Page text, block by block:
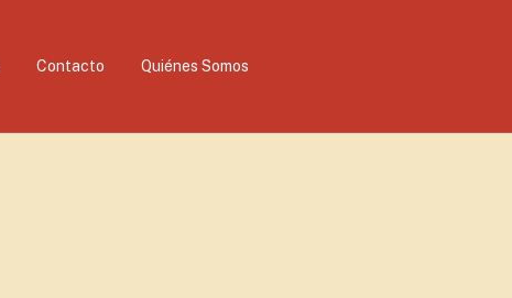
Contacto Quiénes Somos